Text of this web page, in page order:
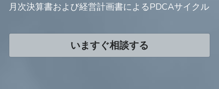
月次決算書および経営計画書によるPDCAサイクル
いますぐ相談する